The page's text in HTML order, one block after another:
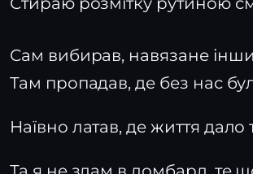
Сам вибирав, навязане
Там пропадав, де без нас
Наївно латав, де життя дало